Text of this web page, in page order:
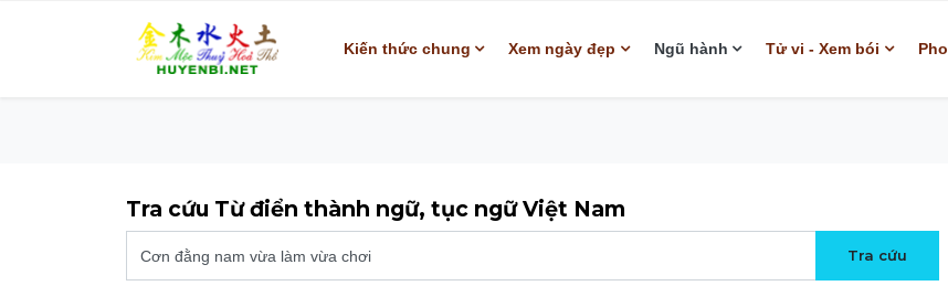
Kiến thức chung Xem ngày đẹp Ngũ hành Tử vi - Xem bói
Tra cứu Từ điển thành ngữ, tục ngữ Việt Nam